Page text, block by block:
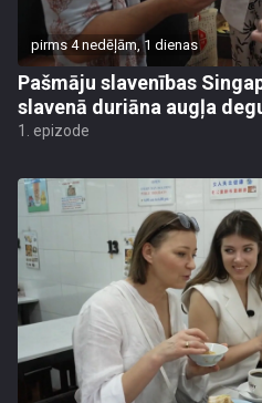
pirms 4 nedēļām, 1 dienas
Pašmāju slavenības
slavenā duriāna augļa
1. epizode